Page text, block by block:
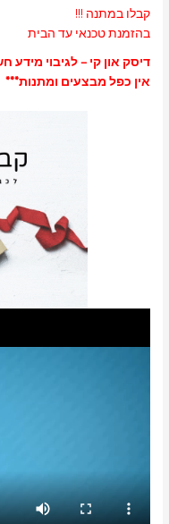
קבלו במתנה !!!
בהזמנת טכנאי עד הבית
דיסק און קי – לגיבוי
אין כפל מבצעים ומתנות***